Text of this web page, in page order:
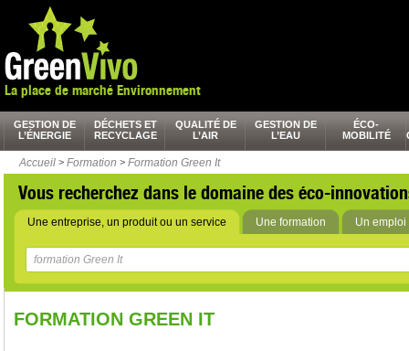
La place de marché Environnement
GESTION DE
L’ÉNERGIE
DÉCHETS ET
RECYCLAGE
QUALITÉ DE
L’AIR
GESTION DE
L’EAU
ÉCO-
MOBILITÉ
Accueil > Formation > Formation Green It
Vous recherchez dans le domaine des éco-
Une entreprise, un produit ou un service Une formation Un emploi
FORMATION GREEN IT